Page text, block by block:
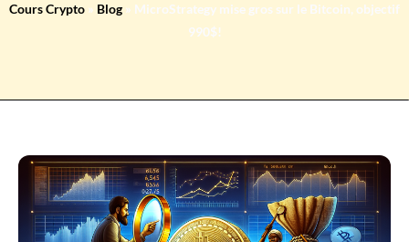
Cours Crypto » Blog » MicroStrategy mise gros sur le Bitcoin, objectif
990$!